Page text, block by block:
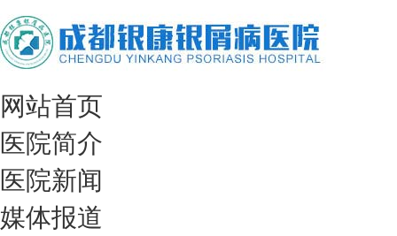
网站首页
医院简介
医院新闻
媒体报道